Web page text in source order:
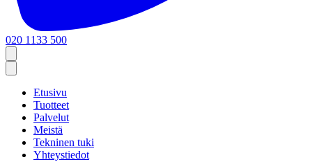
020 1133 500
Etusivu
Tuotteet
Palvelut
Meistä
Tekninen tuki
Yhteystiedot